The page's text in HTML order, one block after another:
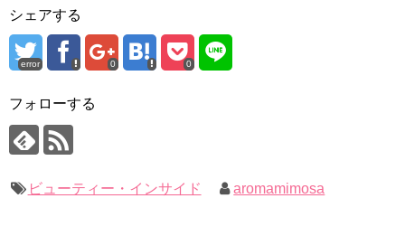
bobblessyou2 EP.18
ソン・ヘギョ – ソンヘギョ キスまとめ
ハン・ヘジン 한혜진 – Still We (여전히 우리는)
한가인 –
レンタル開始！
Jin-Crash Landing On You/ヒョンビン❤️ソンイェジン / エンジョイ❕
キム・レウォンの影絵遊び！？「黒騎士～永遠の約束～」メイ
九尾狐外伝 メイキング03 ハン・イェスル
チョ・ヒョンジェ 조현재 九尾狐外伝 制作発表会
キム・テヒの弟イ・ワン♥イ・ボミ、今日（28日）結婚……
「まず熱く掃除せよ」女優キム・ユジョン、「健康がとても回
【裏芸能】キムユジョンの熱愛彼氏はあの大物俳優
いでしょ？” Big News TV
幻の王女チャミョンゴ エンディング
シェアする
error 0 0
フォローする
ビューティー・インサイド aromamimosa